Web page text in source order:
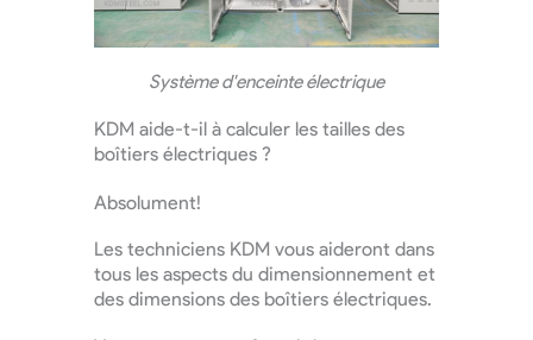
Système d'enceinte électrique
KDM aide-t-il à calculer les tailles des
boîtiers électriques ?
Absolument!
Les techniciens KDM vous aideront dans
tous les aspects du dimensionnement et
des dimensions des boîtiers électriques.